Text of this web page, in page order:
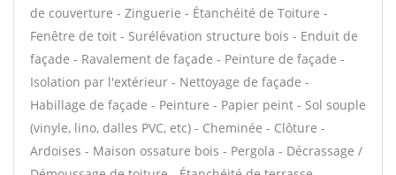
de couverture - Zinguerie - Étanchéité de Toiture -
Fenêtre de toit - Surélévation structure bois - Enduit de
façade - Ravalement de façade - Peinture de façade -
Isolation par l'extérieur - Nettoyage de façade -
Habillage de façade - Peinture - Papier peint - Sol souple
(vinyle, lino, dalles PVC, etc) - Cheminée - Clôture -
Ardoises - Maison ossature bois - Pergola - Décrassage /